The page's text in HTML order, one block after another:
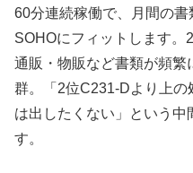
60分連続稼働で、月間の書
SOHOにフィットします。
通販・物販など書類が頻繁
群。「2位C231-Dより上の
は出したくない」という
す。